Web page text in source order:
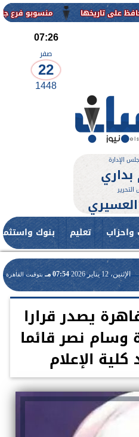
منسوبو فرع جامعة الأزهر
07:26
صفر
22
1448
الإدارة
واحزاب تعليم بنوك
الإثنين، 12 يناير 2026 07:54 مـ بتوقيت القاهرة
يصدر قرارا
وسام نصر قائما
الإعلام